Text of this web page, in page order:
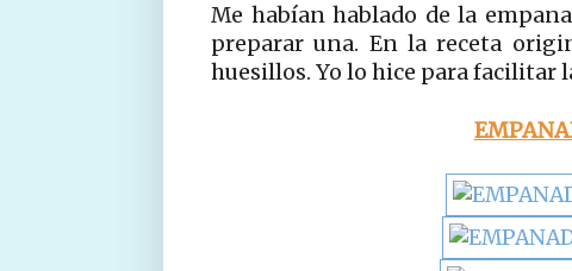
Me habían hablado de la
preparar una. En la receta
huesillos. Yo lo hice para facilitar